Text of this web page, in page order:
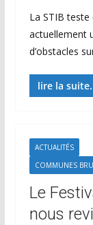
La STIB
actuellement
d’obstacles
lire la
ACTUALITÉS
COMMUNES
Le
nous